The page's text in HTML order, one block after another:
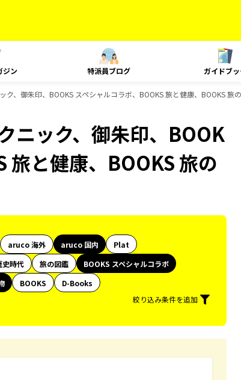
ジン 特派員ブログ ガイドブ
、御朱印、BOOKS スペシャルコラボ、BOOKS 旅と健康、BOOKS 旅
ニック、御朱印、BOOK
旅と健康、BOOKS 旅の
aruco 海外 aruco 国内
Plat
史時代 旅の図鑑
BOOKS スペシャルコラボ
BOOKS
D-Books
絞り込み条件を追加